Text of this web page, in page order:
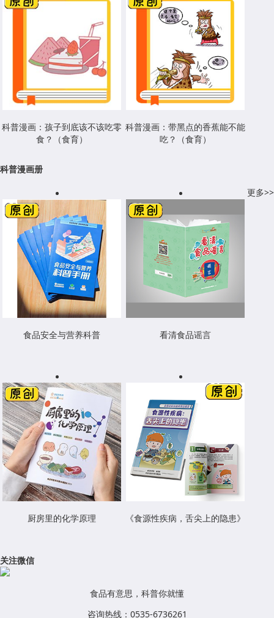
科普漫画：孩子到底该不该吃零
食？（食育）
科普漫画：带黑点的香蕉能不能
吃？（食育）
科普漫画册
更多>>
食品安全与营养科普 看清食品谣言
厨房里的化学原理 《食源性疾病，舌尖上的隐患》
关注微信
食品有意思，科普你就懂
咨询热线：0535-6736261